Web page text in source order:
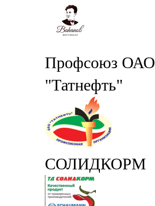
Профсоюз ОАО
"Татнефть"
СОЛИДКОРМ